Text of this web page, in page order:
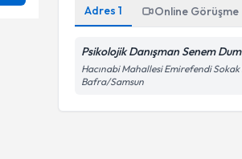
Adres1 Online Görüşme
Psikolojik Danışman Senem
Hacınabi Mahallesi Emirefendi Sokak
Bafra/Samsun